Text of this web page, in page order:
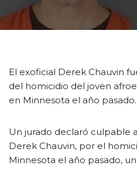
El exoficial Derek Chauvin
del homicidio del joven
en Minnesota el año pasado.
Un jurado declaró culpable
Derek Chauvin, por el
Minnesota el año pasado,